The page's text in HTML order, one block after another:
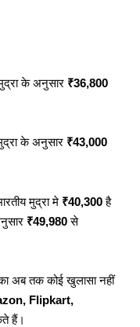
के अनुसार ₹36,800
के अनुसार ₹43,000
मुद्रा मे ₹40,300है
₹49,980से
अब तक कोई खुलासा नहीं
Flipkart,
हैं।